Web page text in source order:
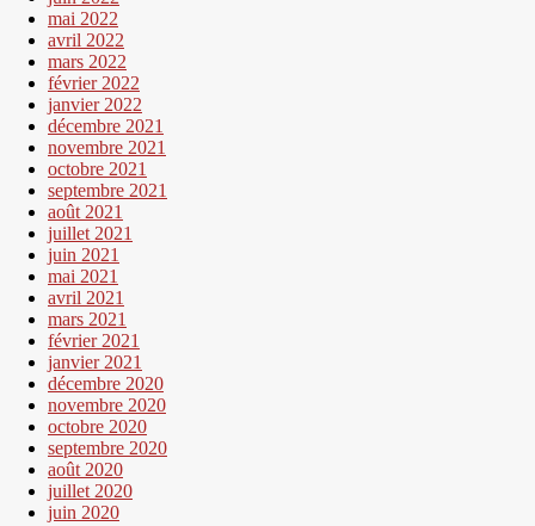
mai 2022
avril 2022
mars 2022
février 2022
janvier 2022
décembre 2021
novembre 2021
octobre 2021
septembre 2021
août 2021
juillet 2021
juin 2021
mai 2021
avril 2021
mars 2021
février 2021
janvier 2021
décembre 2020
novembre 2020
octobre 2020
septembre 2020
août 2020
juillet 2020
juin 2020